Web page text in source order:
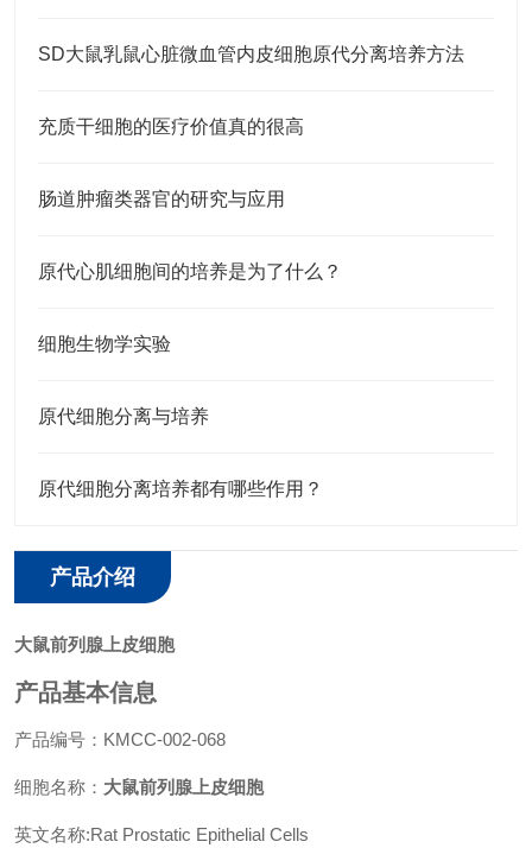
SD大鼠乳鼠心脏微血管内皮细胞原代分离培养方法
充质干细胞的医疗价值真的很高
肠道肿瘤类器官的研究与应用
原代心肌细胞间的培养是为了什么？
细胞生物学实验
原代细胞分离与培养
原代细胞分离培养都有哪些作用？
产品介绍
大鼠前列腺上皮细胞
产品基本信息
产品编号：KMCC-002-068
细胞名称： 大鼠前列腺上皮细胞
英文名称:Rat Prostatic Epithelial Cells